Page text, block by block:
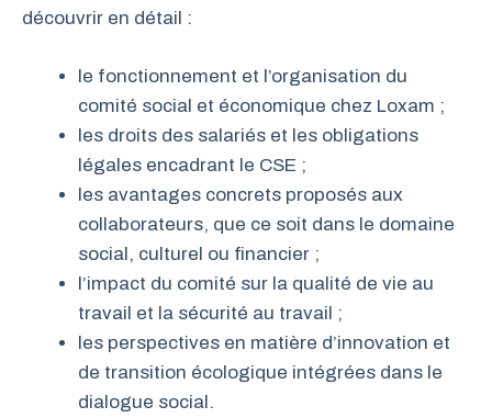
découvrir en détail :
le fonctionnement et l’organisation du
comité social et économique chez Loxam ;
les droits des salariés et les obligations
légales encadrant le CSE ;
les avantages concrets proposés aux
collaborateurs, que ce soit dans le domaine
social, culturel ou financier ;
l’impact du comité sur la qualité de vie au
travail et la sécurité au travail ;
les perspectives en matière d’innovation et
de transition écologique intégrées dans le
dialogue social.